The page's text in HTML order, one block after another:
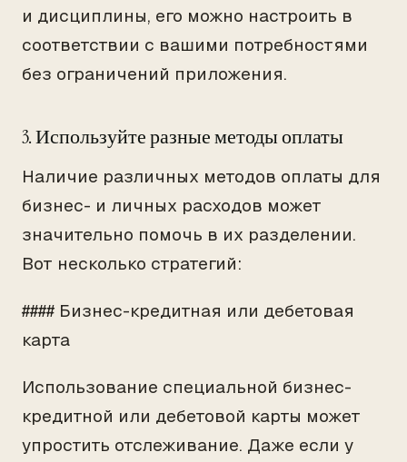
и дисциплины, его можно настроить в
соответствии с вашими потребностями
без ограничений приложения.
3. Используйте разные методы оплаты
Наличие различных методов оплаты для
бизнес- и личных расходов может
значительно помочь в их разделении.
Вот несколько стратегий:
#### Бизнес-кредитная или дебетовая
карта
Использование специальной бизнес-
кредитной или дебетовой карты может
упростить отслеживание. Даже если у